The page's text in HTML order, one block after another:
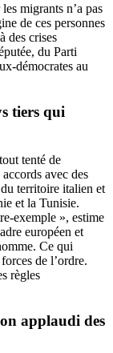
migrants n’a pas
de ces personnes
des crises
du Parti
démocrates au
tiers qui
tenté de
avec des
territoire italien et
et la Tunisie.
exemple », estime
européen et
Ce qui
de l’ordre.
règles
applaudi des